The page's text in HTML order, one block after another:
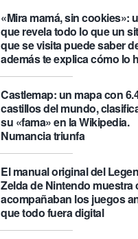
«Mira mamá, sin cookies»:
que revela todo lo que un
que se visita puede saber
además te explica cómo lo
Castlemap: un mapa con
castillos del mundo,
su «fama» en la Wikipedia.
Numancia triunfa
El manual original del
Zelda de Nintendo muestra
acompañaban los juegos
que todo fuera digital